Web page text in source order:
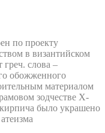
по проекту
в византийском
слова –
обожженного
материалом
зодчестве X-
было украшено